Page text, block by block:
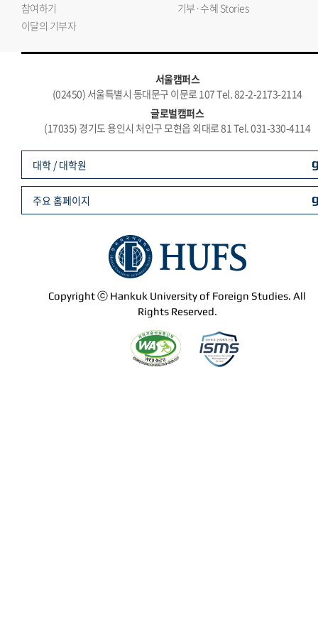
참여하기
기부·수혜 Stories
이달의 기부자
서울캠퍼스
(02450) 서울특별시 동대문구 이문로 107 Tel. 82-2-2173-2114
글로벌캠퍼스
(17035) 경기도 용인시 처인구 모현읍 외대로 81 Tel. 031-330-4114
Copyright ⓒ Hankuk University of Foreign Studies. All
Rights Reserved.
대학 / 대학원
주요 홈페이지